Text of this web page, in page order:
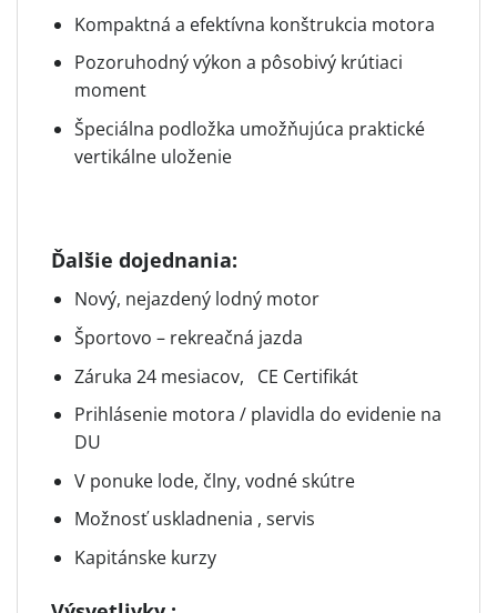
Kompaktná a efektívna konštrukcia motora
Pozoruhodný výkon a pôsobivý krútiaci
moment
Špeciálna podložka umožňujúca praktické
vertikálne uloženie
Ďalšie dojednania:
Nový, nejazdený lodný motor
Športovo – rekreačná jazda
Záruka 24 mesiacov, CE Certifikát
Prihlásenie motora / plavidla do evidenie na
DU
V ponuke lode, člny, vodné skútre
Možnosť uskladnenia , servis
Kapitánske kurzy